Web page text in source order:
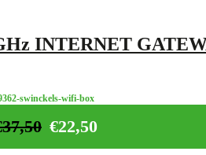
INTERNET
swinckels-wifi-box
€22,50
37,50